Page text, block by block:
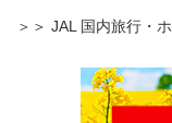
＞＞ JAL 国内旅行・